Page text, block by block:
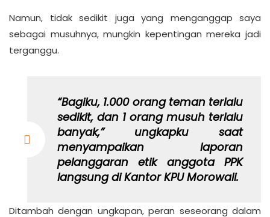
Namun, tidak sedikit juga yang menganggap saya
sebagai musuhnya, mungkin kepentingan mereka jadi
terganggu.
“Bagiku, 1.000 orang teman terlalu
sedikit, dan 1 orang musuh terlalu
banyak,” ungkapku saat
menyampaikan laporan
pelanggaran etik anggota PPK
langsung di Kantor KPU Morowali.
Ditambah dengan ungkapan, peran seseorang dalam